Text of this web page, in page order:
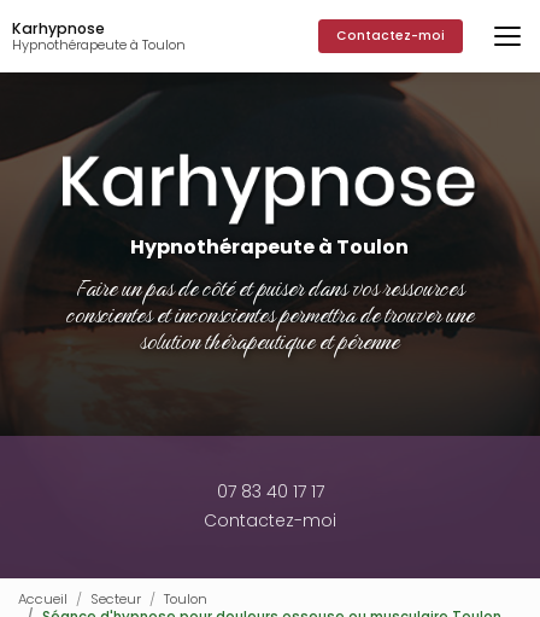
au
contenu
principal
Karhypnose
Hypnothérapeute à Toulon Contactez-moi
Hypnothérapeute à Toulon
Faire un pas de côté et puiser dans vos ressources
conscientes et inconscientes permettra de trouver une
solution thérapeutique et pérenne
07 83 40 17 17
Contactez-moi
Accueil Secteur
Toulon